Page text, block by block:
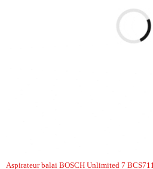
Aspirateur balai BOSCH Unlimited 7